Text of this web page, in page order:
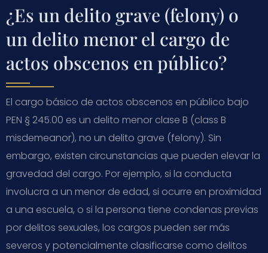
¿Es un delito grave (felony) o
un delito menor el cargo de
actos obscenos en público?
El cargo básico de actos obscenos en público bajo
PEN § 245.00 es un delito menor clase B (class B
misdemeanor), no un delito grave (felony). Sin
embargo, existen circunstancias que pueden elevar la
gravedad del cargo. Por ejemplo, si la conducta
involucra a un menor de edad, si ocurre en proximidad
a una escuela, o si la persona tiene condenas previas
por delitos sexuales, los cargos pueden ser más
severos y potencialmente clasificarse como delitos